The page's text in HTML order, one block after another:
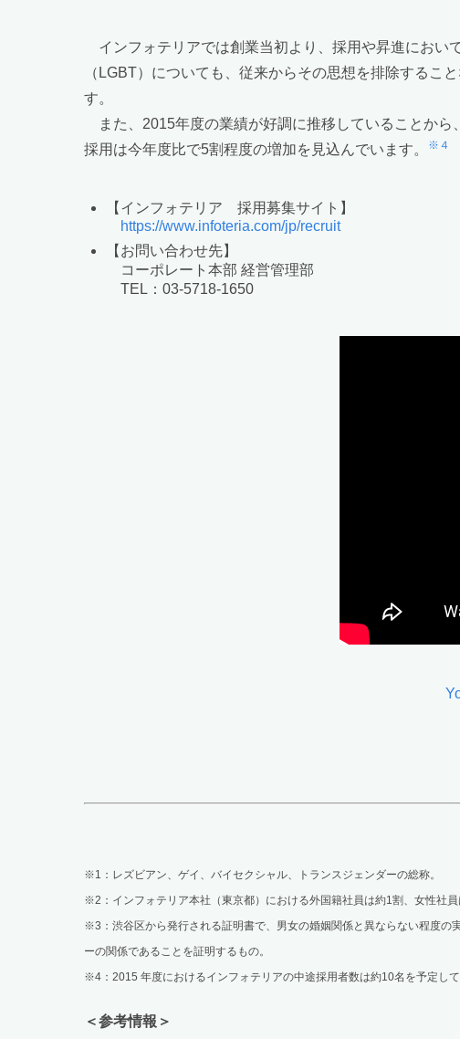
インフォテリアでは創業当初より、採用や昇進におい
（LGBT）についても、従来からその思想を排除するこ
す。
また、2015年度の業績が好調に推移していることから
採用は今年度比で5割程度の増加を見込んでいます。
※４
【インフォテリア 採用募集サイト】
https://www.infoteria.com/jp/recruit
【お問い合わせ先】
コーポレート本部 経営管理部
TEL：03-5718-1650
※1：レズビアン、ゲイ、バイセクシャル、トランスジェンダーの総称。
※2：インフォテリア本社（東京都）における外国籍社員は約1割、女性社員
※3：渋谷区から発行される証明書で、男女の婚姻関係と異ならない程度の
ーの関係であることを証明するもの。
※4：2015 年度におけるインフォテリアの中途採用者数は約10名を予定して
＜参考情報＞